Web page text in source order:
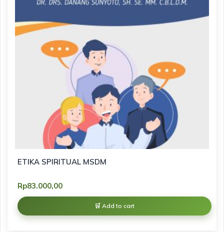
ETIKA SPIRITUAL MSDM
Rp83.000,00
Add to cart